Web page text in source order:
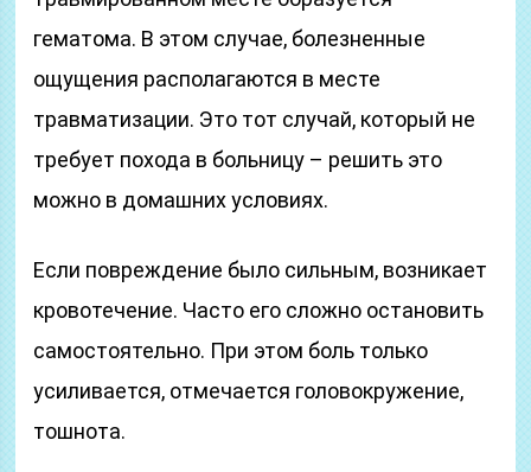
гематома. В этом случае, болезненные
ощущения располагаются в месте
травматизации. Это тот случай, который не
требует похода в больницу – решить это
можно в домашних условиях.
Если повреждение было сильным, возникает
кровотечение. Часто его сложно остановить
самостоятельно. При этом боль только
усиливается, отмечается головокружение,
тошнота.